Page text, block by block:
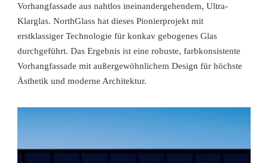
Vorhangfassade aus nahtlos ineinandergehendem, Ultra-
Klarglas. NorthGlass hat dieses Pionierprojekt mit
erstklassiger Technologie für konkav gebogenes Glas
durchgeführt. Das Ergebnis ist eine robuste, farbkonsistente
Vorhangfassade mit außergewöhnlichem Design für höchste
Ästhetik und moderne Architektur.